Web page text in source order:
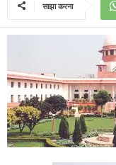
साझा करना